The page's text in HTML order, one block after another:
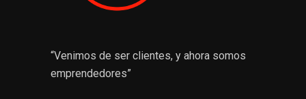
“Venimos de ser clientes, y ahora somos
emprendedores”